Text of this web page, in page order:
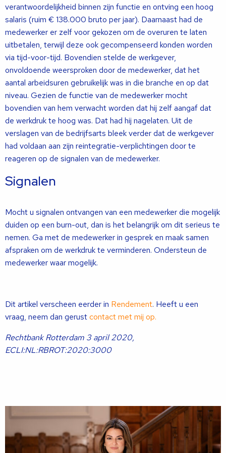
verantwoordelijkheid binnen zijn functie en ontving een hoog
salaris (ruim € 138.000 bruto per jaar). Daarnaast had de
medewerker er zelf voor gekozen om de overuren te laten
uitbetalen, terwijl deze ook gecompenseerd konden worden
via tijd-voor-tijd. Bovendien stelde de werkgever,
onvoldoende weersproken door de medewerker, dat het
aantal arbeidsuren gebruikelijk was in die branche en op dat
niveau. Gezien de functie van de medewerker mocht
bovendien van hem verwacht worden dat hij zelf aangaf dat
de werkdruk te hoog was. Dat had hij nagelaten. Uit de
verslagen van de bedrijfsarts bleek verder dat de werkgever
had voldaan aan zijn reintegratie-verplichtingen door te
reageren op de signalen van de medewerker.
Signalen
Mocht u signalen ontvangen van een medewerker die mogelijk
duiden op een burn-out, dan is het belangrijk om dit serieus te
nemen. Ga met de medewerker in gesprek en maak samen
afspraken om de werkdruk te verminderen. Ondersteun de
medewerker waar mogelijk.
Dit artikel verscheen eerder in Rendement. Heeft u een
vraag, neem dan gerustcontact met mij op.
Rechtbank Rotterdam 3 april 2020,
ECLI:NL:RBROT:2020:3000